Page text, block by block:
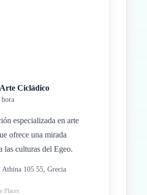
Cicládico
hora
especializada en arte
ofrece una mirada
las culturas del Egeo.
105 55, Grecia
Places